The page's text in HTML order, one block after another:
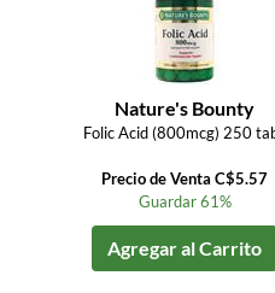
Nature's Bounty
Folic Acid (800mcg) 250
Precio de Venta C$5.57
Guardar 61%
Agregar al Carrito